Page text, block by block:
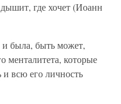
где хочет (Иоанн
и была, быть может,
менталитета, которые
и всю его личность